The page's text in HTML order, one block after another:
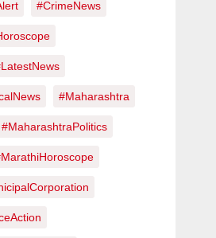
#CrimeNews
#Maharashtra
#MaharashtraPolitics